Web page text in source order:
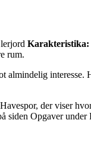
Karakteristika:
rum.
almindelig interesse.
der viser
siden Opgaver under